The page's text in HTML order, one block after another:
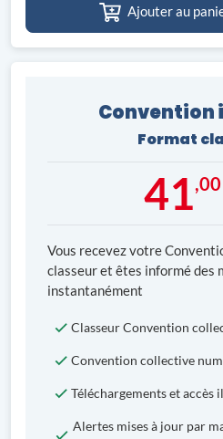
Ajouter au
Convention
Format
41
Vous recevez votre
classeur et êtes informé des
instantanément
Classeur Convention
Convention collective
Téléchargements et accès
Alertes mises à jour par